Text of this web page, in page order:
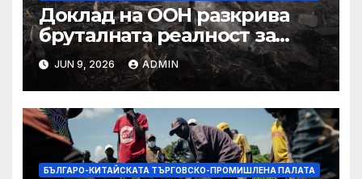
Доклад на ООН разкрива
бруталната реалност за
палестинците в Газа,
Западния бряг
JUN 9, 2026 ADMIN
БЪЛГАРО-КИТАЙСКАТА ТЪРГОВСКО-ПРОМИШЛЕНА ПАЛАТА